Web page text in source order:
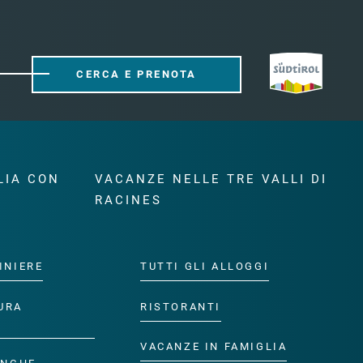
CERCA E PRENOTA
CON
VACANZE NELLE TRE VALLI DI
RACINES
TUTTI GLI ALLOGGI
RISTORANTI
VACANZE IN FAMIGLIA